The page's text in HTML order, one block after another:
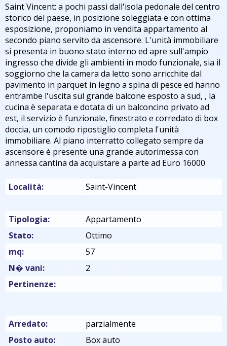
Saint Vincent: a pochi passi dall'isola pedonale del centro
storico del paese, in posizione soleggiata e con ottima
esposizione, proponiamo in vendita appartamento al
secondo piano servito da ascensore. L'unità immobiliare
si presenta in buono stato interno ed apre sull'ampio
ingresso che divide gli ambienti in modo funzionale, sia il
soggiorno che la camera da letto sono arricchite dal
pavimento in parquet in legno a spina di pesce ed hanno
entrambe l'uscita sul grande balcone esposto a sud, , la
cucina è separata e dotata di un balconcino privato ad
est, il servizio è funzionale, finestrato e corredato di box
doccia, un comodo ripostiglio completa l'unità
immobiliare. Al piano interratto collegato sempre da
ascensore è presente una grande autorimessa con
annessa cantina da acquistare a parte ad Euro 16000
Località: Saint-Vincent
Tipologia:
Appartamento
Stato:
Ottimo
mq:
57
N� vani:
2
Pertinenze:
Arredato:
parzialmente
Posto auto:
Box auto